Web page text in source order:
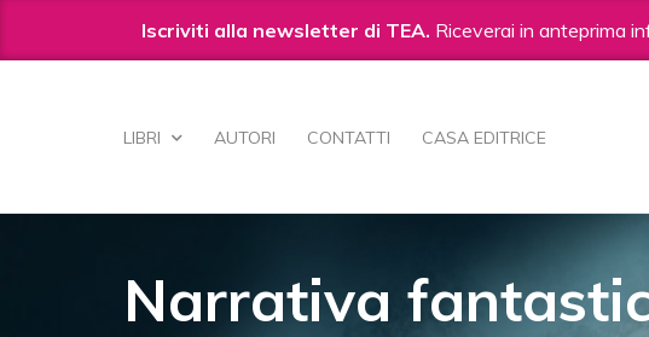
Iscriviti alla newsletter di TEA. Riceverai in anteprima
LIBRI AUTORI CONTATTI CASA EDITRICE
contenuti.
navigazione
Narrativa